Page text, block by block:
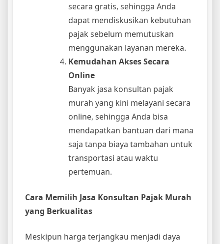
secara gratis, sehingga Anda
dapat mendiskusikan kebutuhan
pajak sebelum memutuskan
menggunakan layanan mereka.
Kemudahan Akses Secara
Online
Banyak jasa konsultan pajak
murah yang kini melayani secara
online, sehingga Anda bisa
mendapatkan bantuan dari mana
saja tanpa biaya tambahan untuk
transportasi atau waktu
pertemuan.
Cara Memilih Jasa Konsultan Pajak Murah
yang Berkualitas
Meskipun harga terjangkau menjadi daya